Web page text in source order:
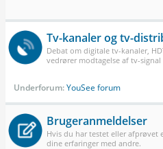
Tv-kanaler og tv-
Debat om digitale tv-kanaler,
vedrører modtagelse af tv-signal
Underforum:YouSee forum
Brugeranmeldelser
Hvis du har testet eller
dine erfaringer med andre.